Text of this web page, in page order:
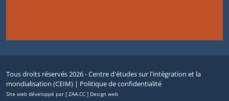
Tous droits réservés 2026 - Centre d'études sur l'intégration et la
mondialisation (CEIM) | Politique de confidentialité
Site web développé par [ ZAA.CC ] Design web